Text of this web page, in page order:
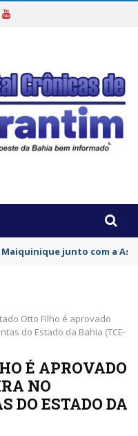
socos durante
Otto Filho é aprovado
do Estado da Bahia (TCE-
É APROVADO
NO
DO ESTADO DA